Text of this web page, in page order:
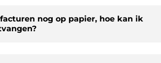
nog op papier, hoe kan ik